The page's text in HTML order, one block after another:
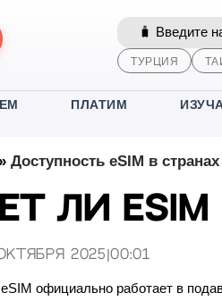
ТУРЦИЯ
ПЛАТИМ
Доступность eSIM в
ли
2025 |00:01
eSIM официально работает в